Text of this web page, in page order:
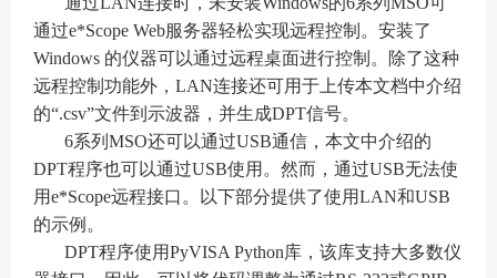
通过e*Scope Web服务器轻松实现远程控制。安装了
Windows 的仪器可以通过远程桌面进行控制。除了这种
远程控制功能外，LAN连接还可用于上传本文档中介绍
的“.csv”文件到示波器，并生成DPT信号。
6系列MSO还可以通过USB通信，本文中介绍的
DPT程序也可以通过USB使用。然而，通过USB无法使
用e*Scope远程接口。以下部分提供了使用LAN和USB
的示例。
DPT程序使用PyVISA Python库，该库支持大多数仪